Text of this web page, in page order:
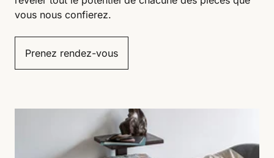
vous nous confierez.
Prenez rendez-vous